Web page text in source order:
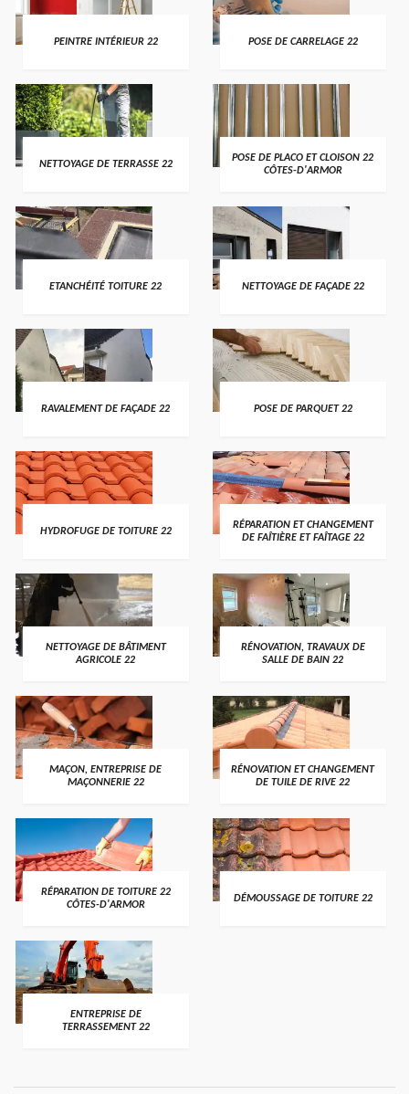
PEINTRE INTÉRIEUR 22 POSE DE CARRELAGE 22
NETTOYAGE DE TERRASSE 22
POSE DE PLACO ET CLOISON 22
CÔTES-D'ARMOR
ETANCHÉITÉ TOITURE 22 NETTOYAGE DE FAÇADE 22
RAVALEMENT DE FAÇADE 22 POSE DE PARQUET 22
HYDROFUGE DE TOITURE 22
RÉPARATION ET CHANGEMENT
DE FAÎTIÈRE ET FAÎTAGE 22
NETTOYAGE DE BÂTIMENT
AGRICOLE 22
RÉNOVATION, TRAVAUX DE
SALLE DE BAIN 22
MAÇON, ENTREPRISE DE
MAÇONNERIE 22
RÉNOVATION ET CHANGEMENT
DE TUILE DE RIVE 22
RÉPARATION DE TOITURE 22
CÔTES-D'ARMOR
DÉMOUSSAGE DE TOITURE 22
ENTREPRISE DE
TERRASSEMENT 22